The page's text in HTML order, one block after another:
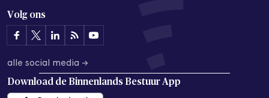
Volg ons
alle social media →
Download de Binnenlands Bestuur App